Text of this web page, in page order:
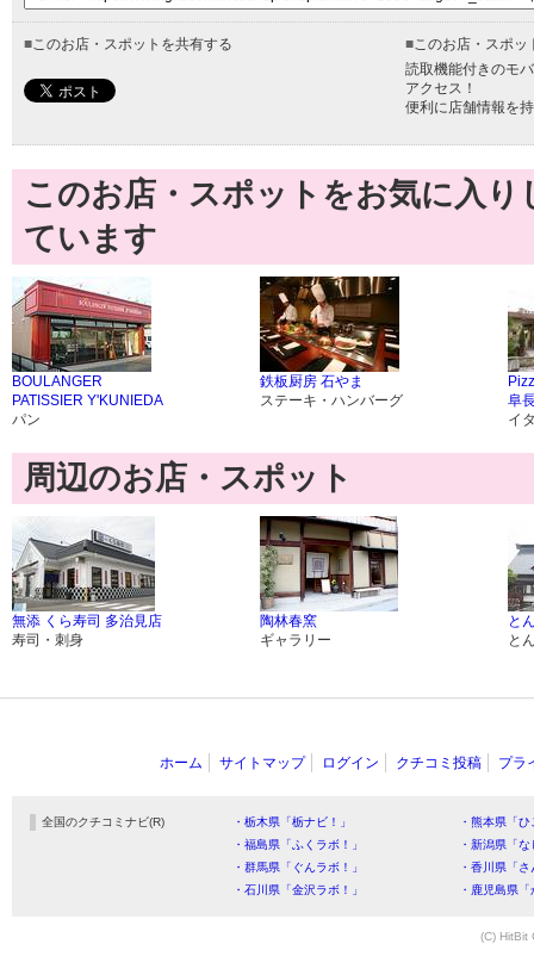
■このお店・スポットを共有する ■このお店・スポッ
読取機能付きのモ
アクセス！
便利に店舗情報を
このお店・スポットをお気に入
ています
BOULANGER
PATISSIER Y'KUNIEDA
パン
鉄板厨房 石やま
ステーキ・ハンバーグ
阜
イ
周辺のお店・スポット
無添 くら寿司 多治見店
寿司・刺身
陶林春窯
ギャラリー
と
と
ホーム サイトマップ ログイン クチコミ投稿 プラ
全国のクチコミナビ(R) ・栃木県「栃ナビ！」
・熊本県「
・福島県「ふくラボ！」
・新潟県「
・群馬県「ぐんラボ！」
・香川県「
・石川県「金沢ラボ！」
・鹿児島県
(C) HitBit